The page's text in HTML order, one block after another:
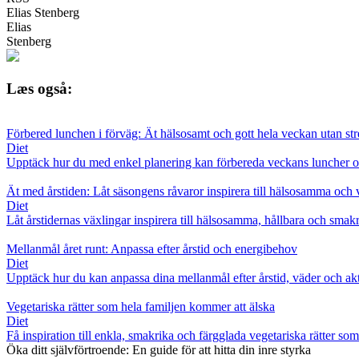
Elias Stenberg
Elias
Stenberg
Læs også:
Förbered lunchen i förväg: Ät hälsosamt och gott hela veckan utan
Diet
Upptäck hur du med enkel planering kan förbereda veckans luncher
Ät med årstiden: Låt säsongens råvaror inspirera till hälsosamma och
Diet
Låt årstidernas växlingar inspirera till hälsosamma, hållbara och
Mellanmål året runt: Anpassa efter årstid och energibehov
Diet
Upptäck hur du kan anpassa dina mellanmål efter årstid, väder och
Vegetariska rätter som hela familjen kommer att älska
Diet
Få inspiration till enkla, smakrika och färgglada vegetariska rätter
Öka ditt självförtroende: En guide för att hitta din inre styrka